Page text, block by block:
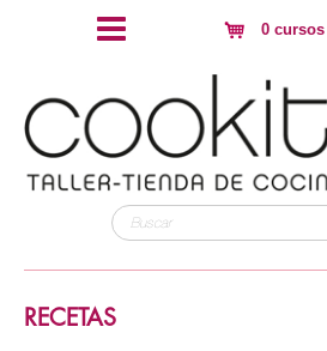
0 cursos
RECETAS